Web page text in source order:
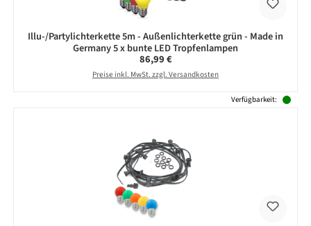
Illu-/Partylichterkette 5m - Außenlichterkette grün - Made in
Germany 5 x bunte LED Tropfenlampen
Regulärer Preis:
86,99 €
Preise inkl. MwSt. zzgl. Versandkosten
Verfügbarkeit: